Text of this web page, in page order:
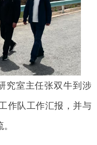
究室主任张双牛到涉
作队工作汇报，并与